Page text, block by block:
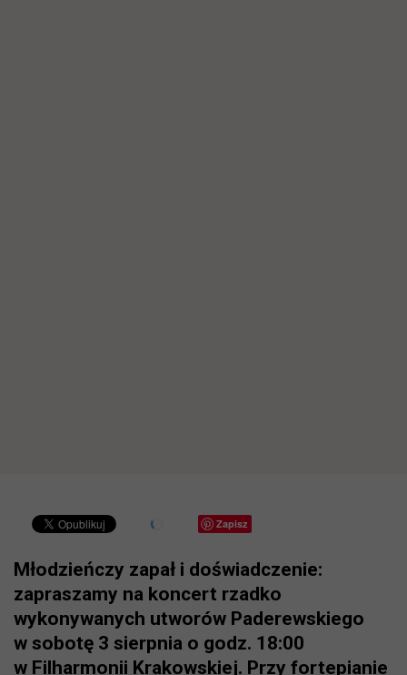
Zapisz
Młodzieńczy zapał i doświadczenie:
zapraszamy na koncert rzadko
wykonywanych utworów Paderewskiego
w sobotę 3 sierpnia o godz. 18:00
w Filharmonii Krakowskiej. Przy fortepianie